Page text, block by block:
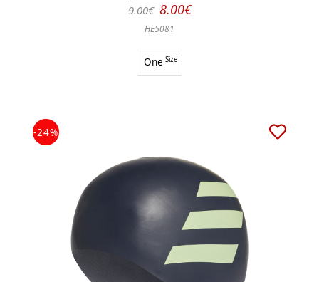
9.00€ 8.00€
HE5081
One Size
-24%